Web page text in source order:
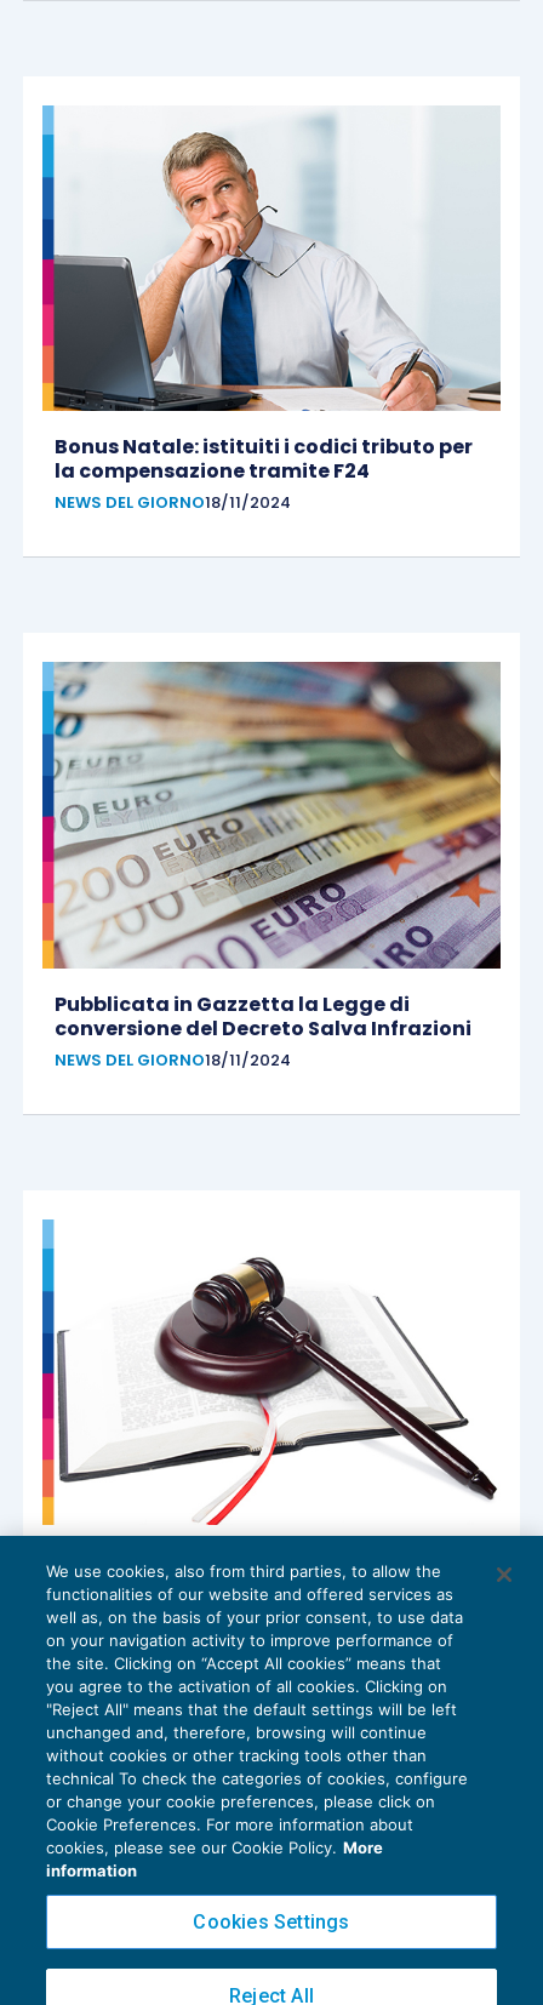
Bonus Natale: istituiti i codici tributo per
la compensazione tramite F24
NEWS DEL GIORNO18/11/2024
Pubblicata in Gazzetta la Legge di
conversione del Decreto Salva Infrazioni
NEWS DEL GIORNO18/11/2024
Carcerazione preventiva: possibile il
licenziamento per gmo senza obbligo
di repêchage
NEWS DEL GIORNO18/11/2024
Privacy Policy
Cookie Policy
Copyright 2016 ©Gruppo Euroconference S.p.A.v2.32.4
We use cookies, also from third parties, to allow the
functionalities of our website and offered services as
well as, on the basis of your prior consent, to use data
on your navigation activity to improve performance of
the site. Clicking on “Accept All cookies” means that
you agree to the activation of all cookies. Clicking on
"Reject All" means that the default settings will be left
unchanged and, therefore, browsing will continue
without cookies or other tracking tools other than
technical To check the categories of cookies, configure
or change your cookie preferences, please click on
Cookie Preferences. For more information about
cookies, please see our Cookie Policy. More
information
Cookies Settings
Reject All